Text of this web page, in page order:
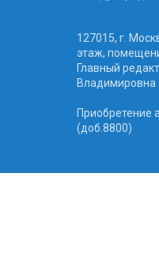
127015, г.
этаж,
Главный
Владимировна
Приобретение
(доб.8800)